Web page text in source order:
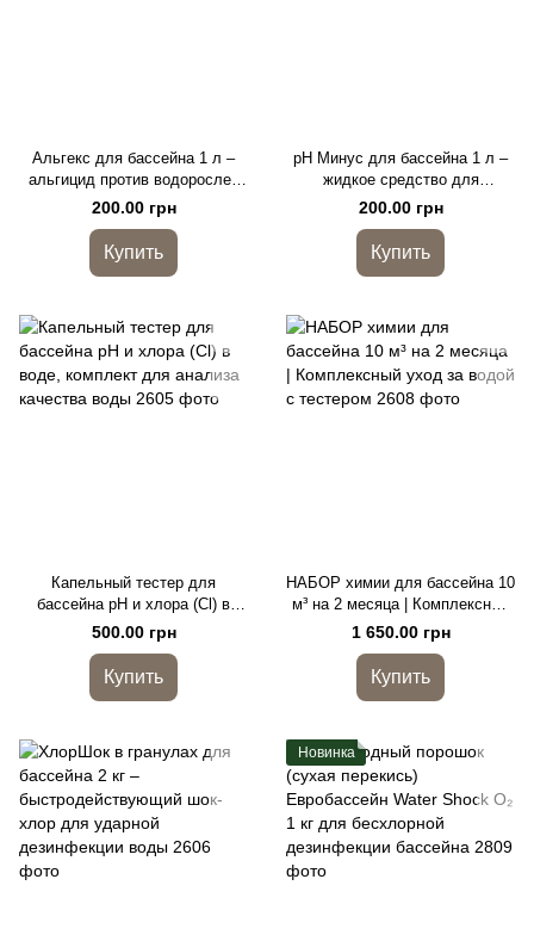
Альгекс для бассейна 1 л –
альгицид против водорослей
для чистой и прозрачной воды
200.00 грн
Купить
pH Минус для бассейна 1 л –
жидкое средство для
снижения уровня pH воды
200.00 грн
Купить
Капельный тестер для
бассейна pH и хлора (Cl) в
воде, комплект для анализа
качества воды
500.00 грн
Купить
НАБОР химии для бассейна 10
м³ на 2 месяца | Комплексный
уход за водой с тестером
1 650.00 грн
Купить
Новинка